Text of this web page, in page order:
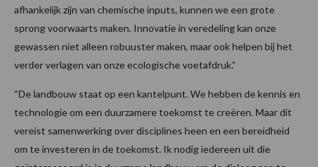
afhankelijk zijn van chemische inputs, kunnen we een grote
sprong voorwaarts maken. Innovatie in veredeling kan onze
gewassen niet alleen robuuster maken, maar ook helpen bij het
verder verlagen van onze ecologische voetafdruk.”
“De landbouw staat op een kantelpunt. We hebben de kennis en
technologie om een duurzamere toekomst te creëren. Maar dit
vereist samenwerking over disciplines heen en een bereidheid
om te investeren in de toekomst. Ik nodig iedereen uit die